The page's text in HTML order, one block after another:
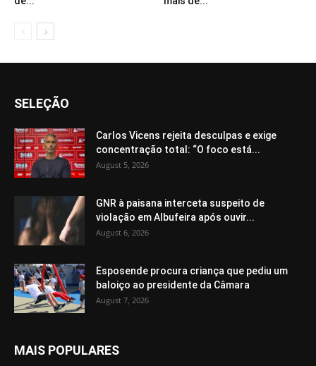
SELEÇÃO
Carlos Vicens rejeita desculpas e exige
concentração total: “O foco está...
August 5, 2026
GNR à paisana interceta suspeito de
violação em Albufeira após ouvir...
August 6, 2026
Esposende procura criança que pediu um
baloiço ao presidente da Câmara
August 7, 2026
MAIS POPULARES